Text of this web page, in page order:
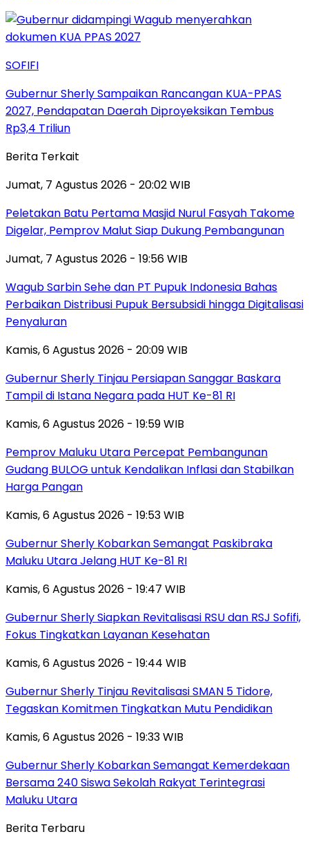
SOFIFI
Gubernur Sherly Sampaikan Rancangan KUA-PPAS
2027, Pendapatan Daerah Diproyeksikan Tembus
Rp3,4 Triliun
Berita Terkait
Jumat, 7 Agustus 2026 - 20:02 WIB
Peletakan Batu Pertama Masjid Nurul Fasyah Takome
Digelar, Pemprov Malut Siap Dukung Pembangunan
Jumat, 7 Agustus 2026 - 19:56 WIB
Wagub Sarbin Sehe dan PT Pupuk Indonesia Bahas
Perbaikan Distribusi Pupuk Bersubsidi hingga Digitalisasi
Penyaluran
Kamis, 6 Agustus 2026 - 20:09 WIB
Gubernur Sherly Tinjau Persiapan Sanggar Baskara
Tampil di Istana Negara pada HUT Ke-81 RI
Kamis, 6 Agustus 2026 - 19:59 WIB
Pemprov Maluku Utara Percepat Pembangunan
Gudang BULOG untuk Kendalikan Inflasi dan Stabilkan
Harga Pangan
Kamis, 6 Agustus 2026 - 19:53 WIB
Gubernur Sherly Kobarkan Semangat Paskibraka
Maluku Utara Jelang HUT Ke-81 RI
Kamis, 6 Agustus 2026 - 19:47 WIB
Gubernur Sherly Siapkan Revitalisasi RSU dan RSJ Sofifi,
Fokus Tingkatkan Layanan Kesehatan
Kamis, 6 Agustus 2026 - 19:44 WIB
Gubernur Sherly Tinjau Revitalisasi SMAN 5 Tidore,
Tegaskan Komitmen Tingkatkan Mutu Pendidikan
Kamis, 6 Agustus 2026 - 19:33 WIB
Gubernur Sherly Kobarkan Semangat Kemerdekaan
Bersama 240 Siswa Sekolah Rakyat Terintegrasi
Maluku Utara
Berita Terbaru